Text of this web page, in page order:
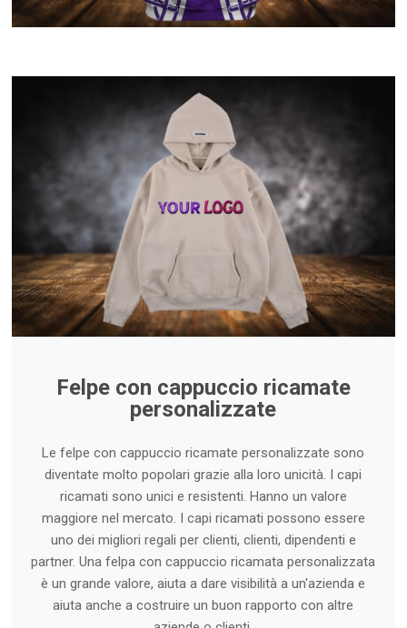
Felpe con cappuccio ricamate
personalizzate
Le felpe con cappuccio ricamate personalizzate sono
diventate molto popolari grazie alla loro unicità. I capi
ricamati sono unici e resistenti. Hanno un valore
maggiore nel mercato. I capi ricamati possono essere
uno dei migliori regali per clienti, clienti, dipendenti e
partner. Una felpa con cappuccio ricamata personalizzata
è un grande valore, aiuta a dare visibilità a un'azienda e
aiuta anche a costruire un buon rapporto con altre